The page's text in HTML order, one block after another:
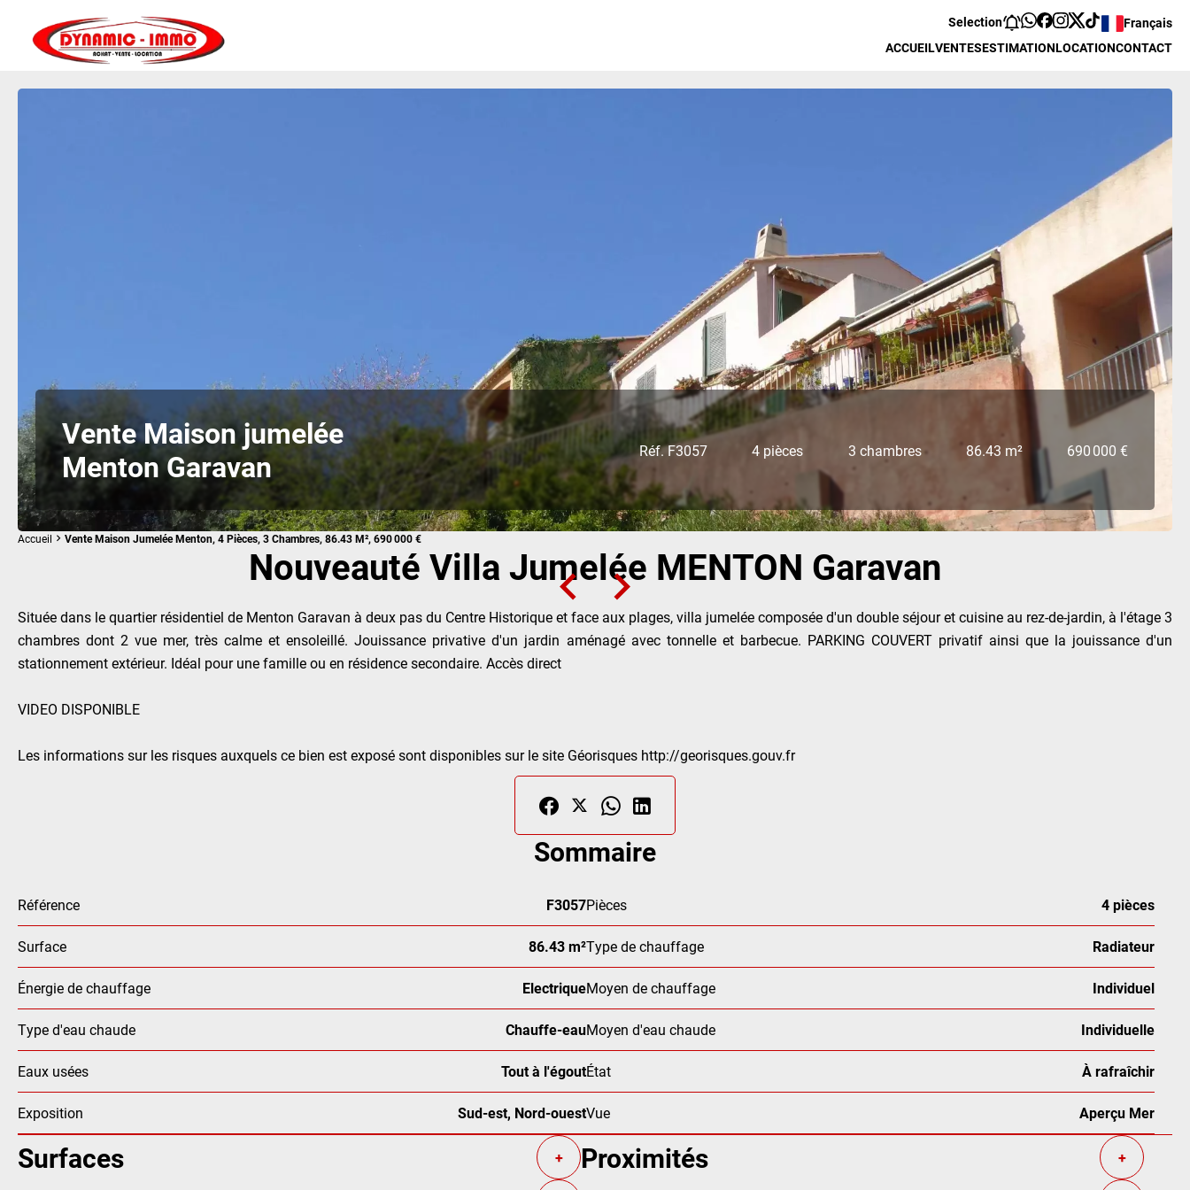
Selection
Français
ACCUEILVENTESESTIMATIONLOCATIONCONTACT
Vente Maison jumelée
Menton Garavan
Réf. F3057 4 pièces 3 chambres 86.43 m² 690 000 €
Accueil Vente Maison Jumelée Menton, 4 Pièces, 3 Chambres, 86.43 M², 690 000 €
Nouveauté Villa Jumelée MENTON Garavan
Située dans le quartier résidentiel de Menton Garavan à deux pas du Centre Historique et face aux plages, villa jumelée composée d'un double séjour et cuisine au rez-de-jardin, à l'étage 3
chambres dont 2 vue mer, très calme et ensoleillé. Jouissance privative d'un jardin aménagé avec tonnelle et barbecue. PARKING COUVERT privatif ainsi que la jouissance d'un
stationnement extérieur. Idéal pour une famille ou en résidence secondaire. Accès direct
VIDEO DISPONIBLE
Les informations sur les risques auxquels ce bien est exposé sont disponibles sur le site Géorisques http://georisques.gouv.fr
Sommaire
Référence F3057Pièces 4 pièces
Surface 86.43 m²Type de chauffage Radiateur
Énergie de chauffage ElectriqueMoyen de chauffage Individuel
Type d'eau chaude Chauffe-eauMoyen d'eau chaude Individuelle
Eaux usées Tout à l'égoutÉtat À rafraîchir
Exposition Sud-est, Nord-ouestVue Aperçu Mer
Surfaces + Proximités +